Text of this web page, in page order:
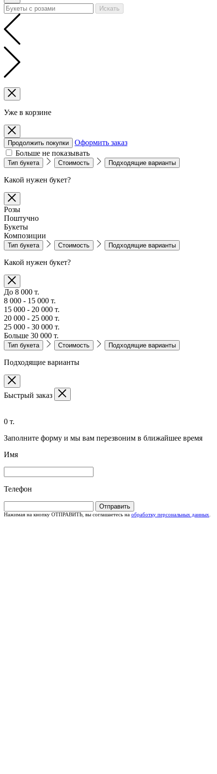
Искать
Уже в корзине
Продолжить покупки
Оформить заказ
Больше не показывать
Тип букета Стоимость Подходящие варианты
Какой нужен букет?
Розы
Поштучно
Букеты
Композиции
Тип букета Стоимость Подходящие варианты
Какой нужен букет?
До 8 000 т.
8 000 - 15 000 т.
15 000 - 20 000 т.
20 000 - 25 000 т.
25 000 - 30 000 т.
Больше 30 000 т.
Тип букета Стоимость Подходящие варианты
Подходящие варианты
Быстрый заказ
0 т.
Заполните форму и мы вам перезвоним в ближайшее время
Имя
Телефон
Отправить
Нажимая на кнопку ОТПРАВИТЬ, вы соглашаетесь на обработку персональных данных